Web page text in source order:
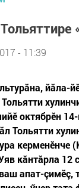
- 11:39
йăла-
Тольятти
октябрӗн
Тольятти
керменӗнче
кăнтăрла 12
апат-çимӗç,